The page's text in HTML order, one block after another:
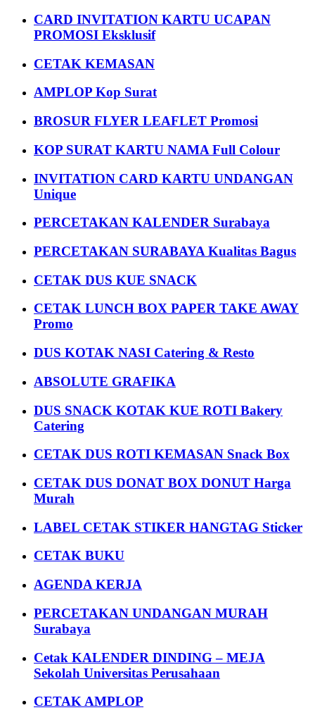
CARD INVITATION KARTU UCAPAN
PROMOSI Eksklusif
CETAK KEMASAN
AMPLOP Kop Surat
BROSUR FLYER LEAFLET Promosi
KOP SURAT KARTU NAMA Full Colour
INVITATION CARD KARTU UNDANGAN
Unique
PERCETAKAN KALENDER Surabaya
PERCETAKAN SURABAYA Kualitas Bagus
CETAK DUS KUE SNACK
CETAK LUNCH BOX PAPER TAKE AWAY
Promo
DUS KOTAK NASI Catering & Resto
ABSOLUTE GRAFIKA
DUS SNACK KOTAK KUE ROTI Bakery
Catering
CETAK DUS ROTI KEMASAN Snack Box
CETAK DUS DONAT BOX DONUT Harga
Murah
LABEL CETAK STIKER HANGTAG Sticker
CETAK BUKU
AGENDA KERJA
PERCETAKAN UNDANGAN MURAH
Surabaya
Cetak KALENDER DINDING – MEJA
Sekolah Universitas Perusahaan
CETAK AMPLOP